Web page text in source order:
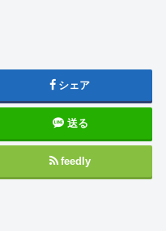
シェア
送る
feedly